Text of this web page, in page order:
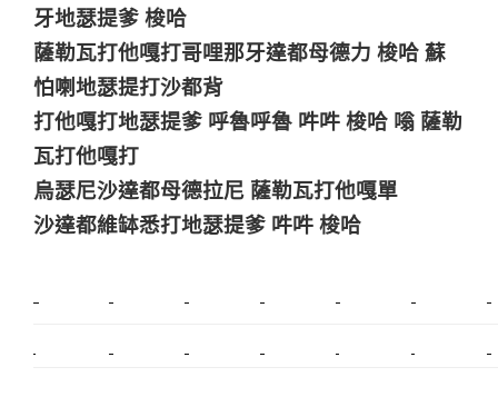
牙地瑟提爹 梭哈
薩勒瓦打他嘎打哥哩那牙達都母德力 梭哈 蘇
怕喇地瑟提打沙都背
打他嘎打地瑟提爹 呼魯呼魯 吽吽 梭哈 嗡 薩勒
瓦打他嘎打
烏瑟尼沙達都母德拉尼 薩勒瓦打他嘎單
沙達都維缽悉打地瑟提爹 吽吽 梭哈